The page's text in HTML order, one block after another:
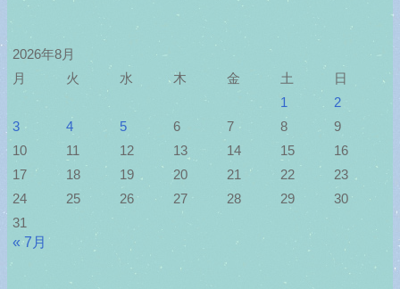
2026年8月
月
火 水 木 金 土
日
1
2
3
4 5 6 7 8
9
10
11 12 13 14 15
16
17
18 19 20 21 22
23
24
25 26 27 28 29
30
31
« 7月